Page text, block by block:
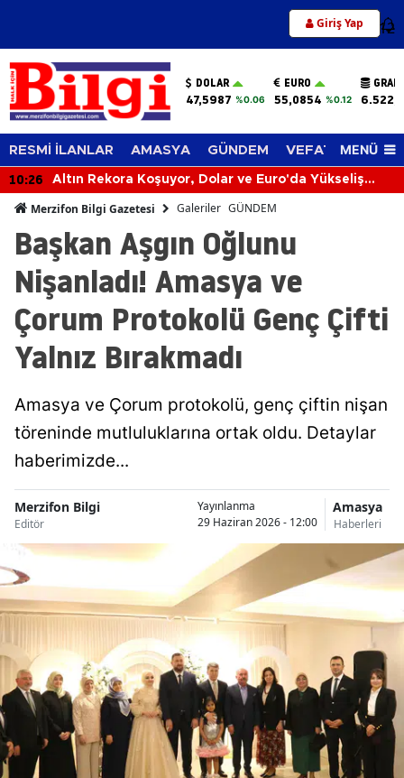
Giriş Yap 12
DOLAR
47,5987 %0.06
EURO
55,0854 %0.12
RESMİ İLANLAR AMASYA GÜNDEM VEFAT EDENLER
MENÜ
10:26
Altın Rekora Koşuyor, Dolar ve Euro'da Yükseliş
Merzifon Bilgi Gazetesi Galeriler GÜNDEM
Başkan Aşgın Oğlunu
Nişanladı! Amasya ve
Çorum Protokolü Genç Çifti
Yalnız Bırakmadı
Amasya ve Çorum protokolü, genç çiftin nişan
töreninde mutluluklarına ortak oldu. Detaylar
haberimizde...
Merzifon Bilgi
Editör
Yayınlanma
29 Haziran 2026 - 12:00
Amasya
Haberleri